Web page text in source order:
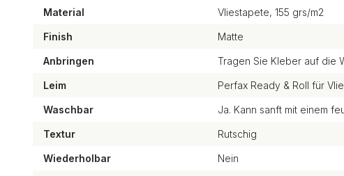
Material Vliestapete, 155 grs/m2
Finish Matte
Anbringen Tragen Sie Kleber auf die
Leim Perfax Ready & Roll für
Waschbar Ja. Kann sanft mit einem
Textur Rutschig
Wiederholbar Nein